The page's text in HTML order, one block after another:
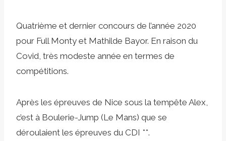
Quatrième et dernier concours de l’année 2020
pour Full Monty et Mathilde Bayor. En raison du
Covid, très modeste année en termes de
compétitions.
Après les épreuves de Nice sous la tempête Alex,
c’est à Boulerie-Jump (Le Mans) que se
déroulaient les épreuves du CDI **.